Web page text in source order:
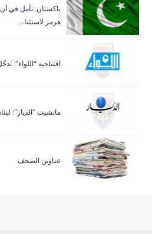
باكستان: نأمل في أن
هرمز لاستئنا...
افتتاحية “اللواء”:
مانشيت “الديار”:
عناوين الصحف